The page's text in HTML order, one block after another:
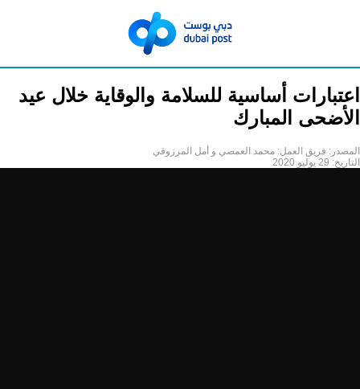
اعتبارات أساسية للسلامة والوقاية خلال عيد
الأضحى المبارك
المصدر: فريق العمل: محمد العمصي و أمل المرزوقي
التاريخ: 29 يوليو 2020